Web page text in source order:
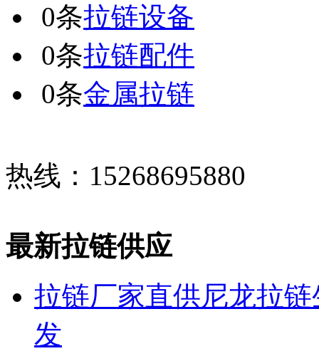
0条拉链设备
0条拉链配件
0条金属拉链
热线：15268695880
最新拉链供应
拉链厂家直供尼龙拉
发